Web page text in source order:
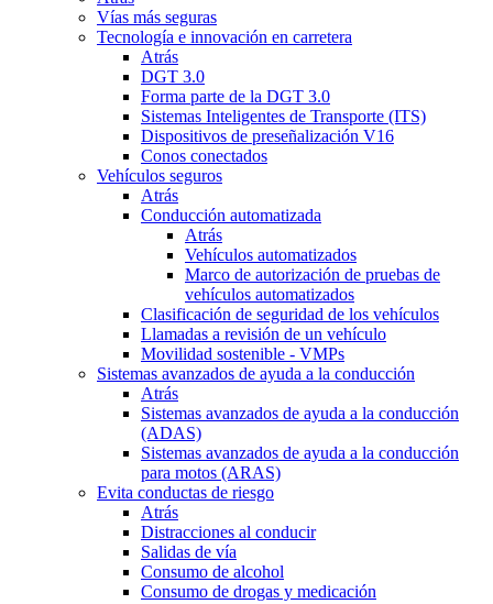
Vías más seguras
Tecnología e innovación en carretera
Atrás
DGT 3.0
Forma parte de la DGT 3.0
Sistemas Inteligentes de Transporte (ITS)
Dispositivos de preseñalización V16
Conos conectados
Vehículos seguros
Atrás
Conducción automatizada
Atrás
Vehículos automatizados
Marco de autorización de pruebas de
vehículos automatizados
Clasificación de seguridad de los vehículos
Llamadas a revisión de un vehículo
Movilidad sostenible - VMPs
Sistemas avanzados de ayuda a la conducción
Atrás
Sistemas avanzados de ayuda a la conducción
(ADAS)
Sistemas avanzados de ayuda a la conducción
para motos (ARAS)
Evita conductas de riesgo
Atrás
Distracciones al conducir
Salidas de vía
Consumo de alcohol
Consumo de drogas y medicación